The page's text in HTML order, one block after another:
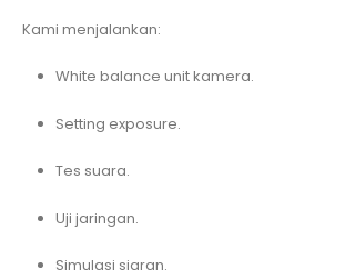
Kami menjalankan:
White balance unit kamera.
Setting exposure.
Tes suara.
Uji jaringan.
Simulasi siaran.